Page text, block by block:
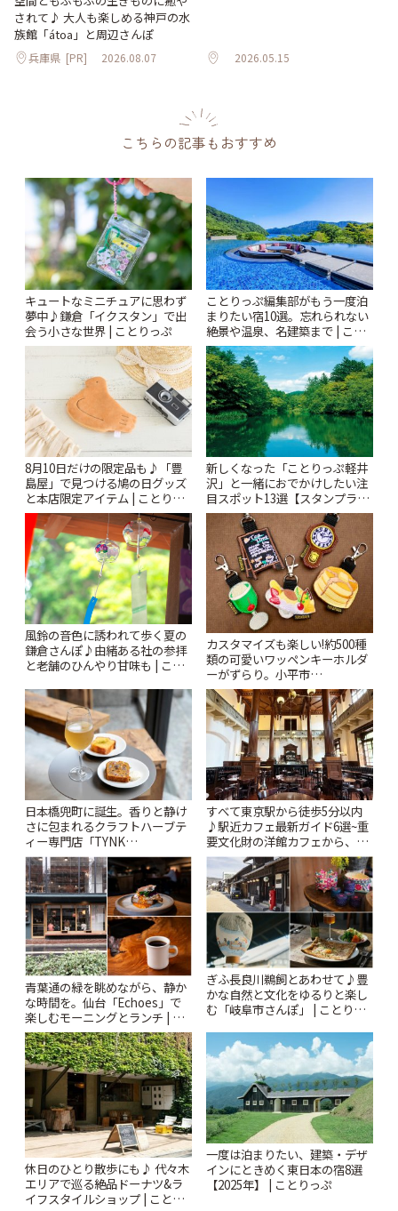
されて♪ 大人も楽しめる神戸の水
族館「átoa」と周辺さんぽ
兵庫県 [PR] 2026.08.07 2026.05.15
こちらの記事もおすすめ
キュートなミニチュアに思わず
夢中♪鎌倉「イクスタン」で出
会う小さな世界 | ことりっぷ
ことりっぷ編集部がもう一度泊
まりたい宿10選。忘れられない
絶景や温泉、名建築まで | こと
りっぷ
8月10日だけの限定品も♪「豊
島屋」で見つける鳩の日グッズ
と本店限定アイテム | ことりっ
ぷ
新しくなった「ことりっぷ軽井
沢」と一緒におでかけしたい注
目スポット13選【スタンプラリ
ー開催中】 | ことりっぷ
風鈴の音色に誘われて歩く夏の
鎌倉さんぽ♪由緒ある社の参拝
と老舗のひんやり甘味も | こと
カスタマイズも楽しい!約500種
類の可愛いワッペンキーホルダ
ーがずらり。小平市
「Kimamaya T&K」 | ことりっ
ぷ
日本橋兜町に誕生。香りと静け
さに包まれるクラフトハーブテ
ィー専門店「TYNK
Kabutocho」 | ことりっぷ
すべて東京駅から徒歩5分以内
♪駅近カフェ最新ガイド6選~重
要文化財の洋館カフェから、改
札すぐのレトロ喫茶まで~ | こと
りっぷ
青葉通の緑を眺めながら、静か
な時間を。仙台「Echoes」で
楽しむモーニングとランチ | こ
とりっぷ
ぎふ長良川鵜飼とあわせて♪豊
かな自然と文化をゆるりと楽し
む「岐阜市さんぽ」 | ことりっ
休日のひとり散歩にも♪ 代々木
エリアで巡る絶品ドーナツ&ラ
イフスタイルショップ | ことり
一度は泊まりたい、建築・デザ
インにときめく東日本の宿8選
【2025年】 | ことりっぷ